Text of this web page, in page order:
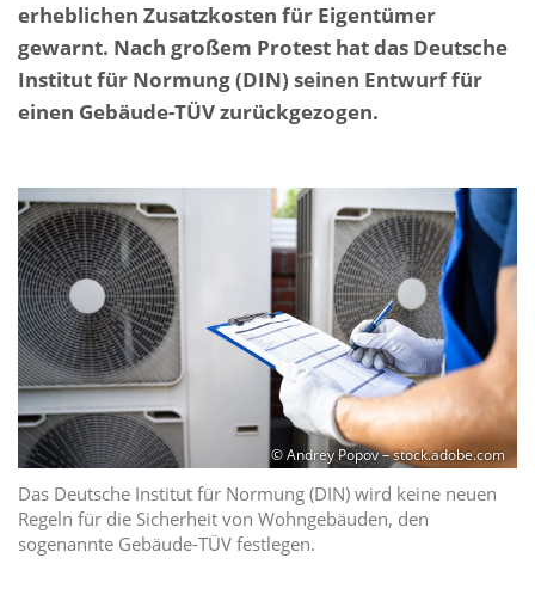
erheblichen Zusatzkosten für Eigentümer
gewarnt. Nach großem Protest hat das Deutsche
Institut für Normung (DIN) seinen Entwurf für
einen Gebäude-TÜV zurückgezogen.
© Andrey Popov – stock.adobe.com
Das Deutsche Institut für Normung (DIN) wird keine neuen
Regeln für die Sicherheit von Wohngebäuden, den
sogenannte Gebäude-TÜV festlegen.